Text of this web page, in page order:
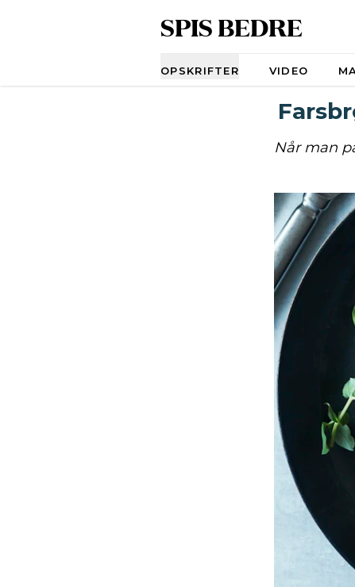
SPIS BEDRE
OPSKRIFTER VIDEO
Når man